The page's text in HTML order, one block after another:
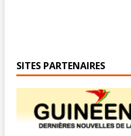
SITES PARTENAIRES